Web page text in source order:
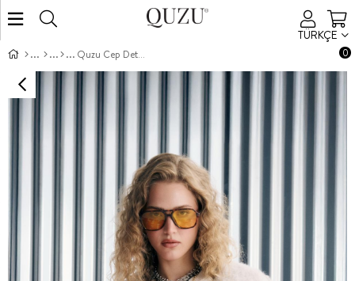
TÜRKÇE
0
Quzu Cep Detaylı Ceket Bej